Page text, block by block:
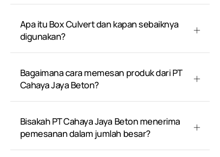
Apa itu Box Culvert dan kapan sebaiknya
digunakan?
Bagaimana cara memesan produk dari PT
Cahaya Jaya Beton?
Bisakah PT Cahaya Jaya Beton menerima
pemesanan dalam jumlah besar?